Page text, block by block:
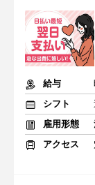
給与
シフト
雇用形態
アクセス